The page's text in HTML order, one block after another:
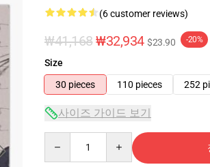
(6 customer reviews)
₩41,168₩32,934 $23.90 -20%
Size
30 pieces
110 pieces 252
사이즈 가이드 보기